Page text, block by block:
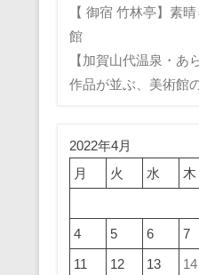
【 御宿 竹林亭】素
館
【加賀山代温泉・あ
作品が並ぶ、美術館
2022年4月
月
火 水 木
4
5 6 7
11
12 13 14